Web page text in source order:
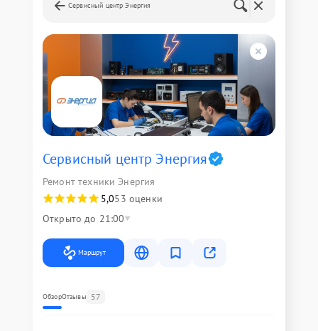
Сервисный центр Энергия
Сервисный центр Энергия
Ремонт техники Энергия
5,053 оценки
Открыто до 21:00
Маршрут
ОбзорОтзывы 57